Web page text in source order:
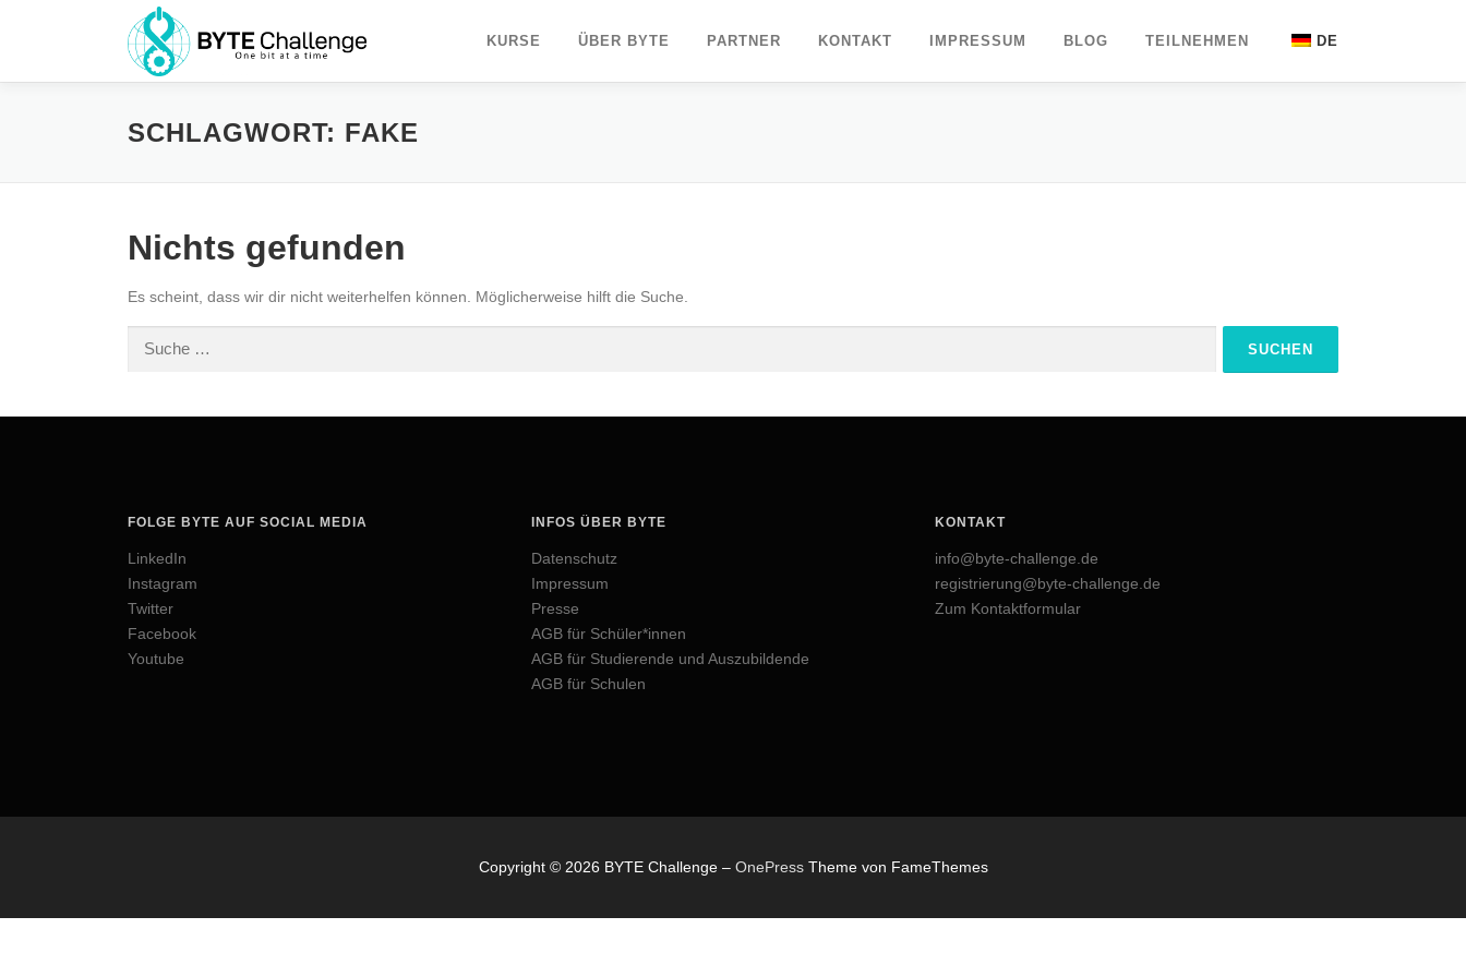
KURSE ÜBER BYTE PARTNER KONTAKT IMPRESSUM BLOG TEILNEHMEN DE
SCHLAGWORT: FAKE
Nichts gefunden
Es scheint, dass wir dir nicht weiterhelfen können. Möglicherweise hilft die Suche.
FOLGE BYTE AUF SOCIAL MEDIA
LinkedIn
Instagram
Twitter
Facebook
Youtube
INFOS ÜBER BYTE
Datenschutz
Impressum
Presse
AGB für Schüler*innen
AGB für Studierende und Auszubildende
AGB für Schulen
KONTAKT
info@byte-challenge.de
registrierung@byte-challenge.de
Zum Kontaktformular
Copyright © 2026 BYTE Challenge – OnePressTheme von FameThemes